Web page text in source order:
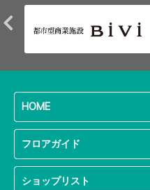
HOME
フロアガイド
ショップリスト